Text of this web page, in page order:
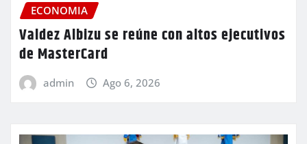
ECONOMIA
Valdez Albizu se reúne con altos ejecutivos
de MasterCard
admin Ago 6, 2026